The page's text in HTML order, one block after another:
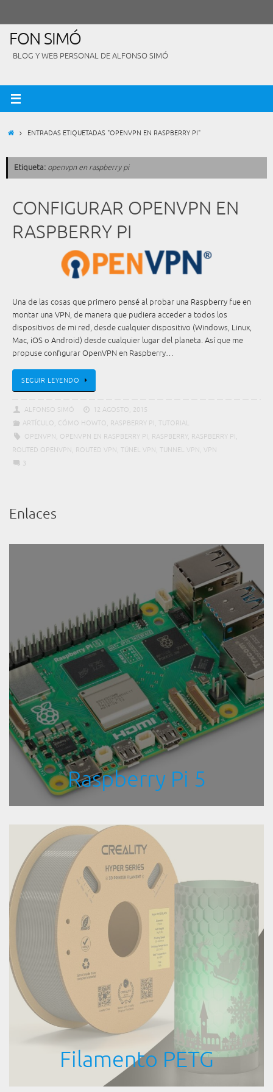
contenido
FON SIMÓ
BLOG Y WEB PERSONAL DE ALFONSO SIMÓ
INICIOENTRADAS ETIQUETADAS "OPENVPN EN RASPBERRY PI"
Etiqueta: openvpn en raspberry pi
CONFIGURAR OPENVPN EN
RASPBERRY PI
Una de las cosas que primero pensé al probar una Raspberry fue en
montar una VPN, de manera que pudiera acceder a todos los
dispositivos de mi red, desde cualquier dispositivo (Windows, Linux,
Mac, iOS o Android) desde cualquier lugar del planeta. Así que me
propuse configurar OpenVPN en Raspberry…
SEGUIR LEYENDO
ALFONSO SIMÓ
12 AGOSTO, 2015
ARTÍCULO, CÓMO HOWTO, RASPBERRY PI, TUTORIAL
OPENVPN, OPENVPN EN RASPBERRY PI, RASPBERRY, RASPBERRY PI,
ROUTED OPENVPN, ROUTED VPN, TÚNEL VPN, TUNNEL VPN, VPN
3
Enlaces
Raspberry Pi 5
Filamento PETG